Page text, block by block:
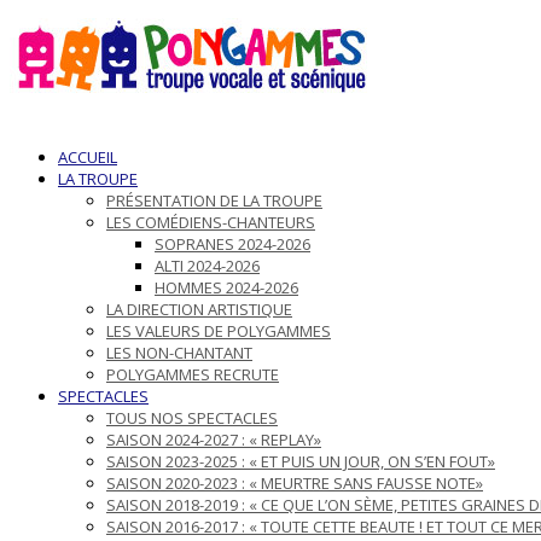
ACCUEIL
LA TROUPE
PRÉSENTATION DE LA TROUPE
LES COMÉDIENS-CHANTEURS
SOPRANES 2024-2026
ALTI 2024-2026
HOMMES 2024-2026
LA DIRECTION ARTISTIQUE
LES VALEURS DE POLYGAMMES
LES NON-CHANTANT
POLYGAMMES RECRUTE
SPECTACLES
TOUS NOS SPECTACLES
SAISON 2024-2027 : « REPLAY»
SAISON 2023-2025 : « ET PUIS UN JOUR, ON S’EN FOUT»
SAISON 2020-2023 : « MEURTRE SANS FAUSSE NOTE»
SAISON 2018-2019 : « CE QUE L’ON SÈME, PETITES GRAINES
SAISON 2016-2017 : « TOUTE CETTE BEAUTE ! ET TOUT CE